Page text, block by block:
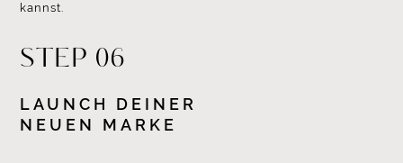
kannst.
STEP 06
LAUNCH DEINER
NEUEN MARKE